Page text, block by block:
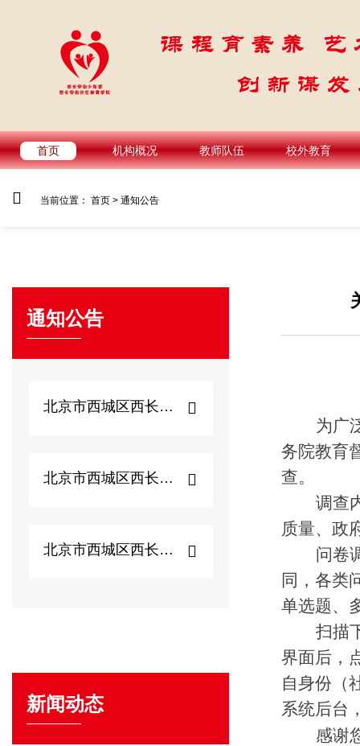
首页 机构概况 教师队伍 校外教育
当前位置： 首页 > 通知公告
通知公告
北京市西城区西长安街...
北京市西城区西长安街...
北京市西城区西长安街...
新闻动态
为广
务院教育
查。
调查
质量、政
问卷
同，各类
单选题、
扫描
界面后，
自身份（
系统后台
感谢